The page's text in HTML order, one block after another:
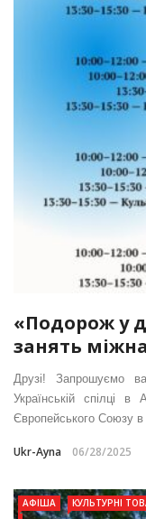
«Подорож у
занять
Друзі! Запрошуємо
Українській спілці в
Європейського Союзу в
Ukr-Ayna 06/28/2025
АФІША КУЛЬТУРНІ